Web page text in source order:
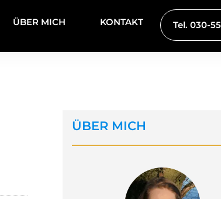
ÜBER MICH KONTAKT Tel. 030-
ÜBER MICH